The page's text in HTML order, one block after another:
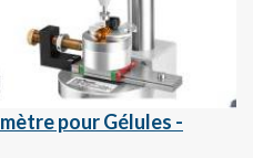
pour Gélules -